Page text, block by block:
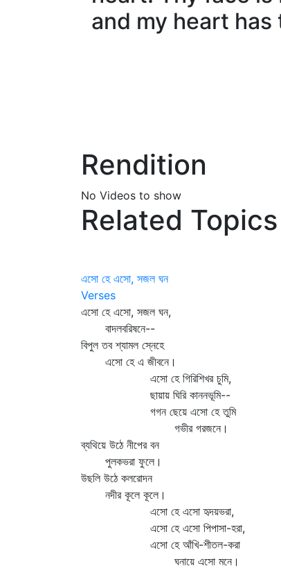
and my heart
Rendition
No Videos to show
Related Topics
এসো হে এসো, সজল ঘন
Verses
এসো হে এসো, সজল ঘন,
বাদলবরিষনে--
বিপুল তব শ্যামল স্নেহে
এসো হে এ জীবনে।
এসো হে গিরিশিখর চুমি,
ছায়ায় ঘিরি কাননভূমি--
গগন ছেয়ে এসো হে তুমি
গভীর গরজনে।
ব্যথিয়ে উঠে নীপের বন
পুলকভরা ফুলে।
উছলি উঠে কলরোদন
নদীর কূলে কূলে।
এসো হে এসো হৃদয়ভরা,
এসো হে এসো পিপাসা-হরা,
এসো হে আঁখি-শীতল-করা
ঘনায়ে এসো মনে।